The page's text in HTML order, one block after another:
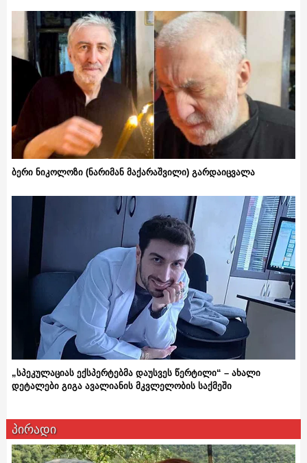
ბერი ნიკოლოზი (ნარიმან მაქარაშვილი) გარდაიცვალა
„სპეკულაციას ექსპერტებმა დაუსვეს წერტილი“ – ახალი
დეტალები გიგა ავალიანის მკვლელობის საქმეში
პირადი